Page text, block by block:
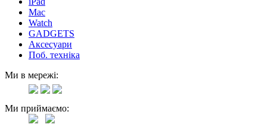
Mac
Watch
GADGETS
Аксесуари
Поб. техніка
Ми в мережі:
Ми приймаємо: